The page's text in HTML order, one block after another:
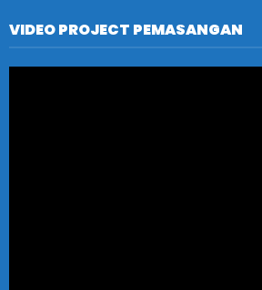
VIDEO PROJECT PEMASANGAN